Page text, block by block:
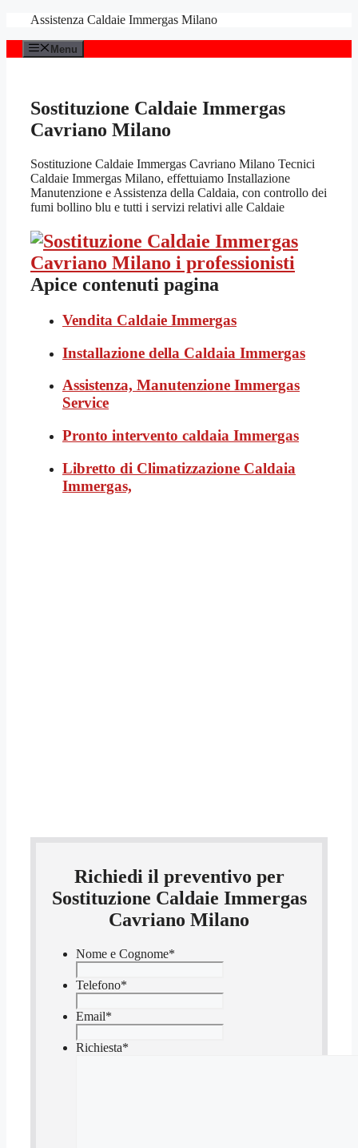
contenuto
Assistenza Caldaie Immergas Milano
Menu
Sostituzione Caldaie Immergas
Cavriano Milano
Sostituzione Caldaie Immergas Cavriano Milano Tecnici
Caldaie Immergas Milano, effettuiamo Installazione
Manutenzione e Assistenza della Caldaia, con controllo dei
fumi bollino blu e tutti i servizi relativi alle Caldaie
Apice contenuti pagina
Vendita Caldaie Immergas
Installazione della Caldaia Immergas
Assistenza, Manutenzione Immergas
Service
Pronto intervento caldaia Immergas
Libretto di Climatizzazione Caldaia
Immergas,
Richiedi il preventivo per
Sostituzione Caldaie Immergas
Cavriano Milano
Nome e Cognome*
Telefono*
Email*
Richiesta*